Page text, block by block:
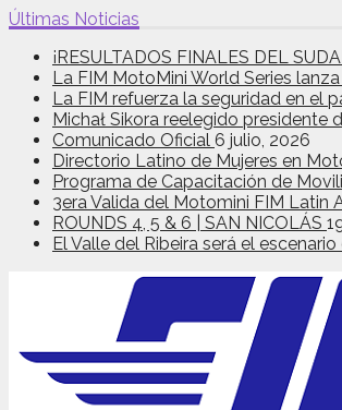
Últimas Noticias
¡RESULTADOS FINALES DEL
La FIM MotoMini World Series
La FIM refuerza la seguridad en el
Michał Sikora reelegido presidente
Comunicado Oficial 6 julio, 2026
Directorio Latino de Mujeres en
Programa de Capacitación de
3era Valida del Motomini FIM Latin
ROUNDS 4, 5 & 6 | SAN NICOLÁS
El Valle del Ribeira será el